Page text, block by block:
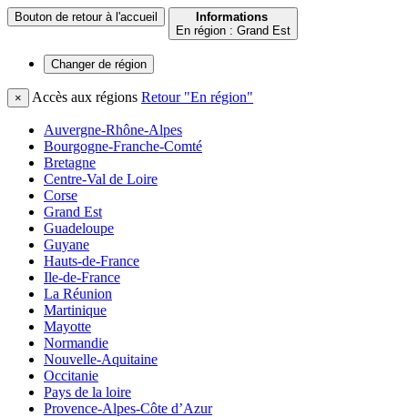
Bouton de retour à l'accueil
Informations
En région : Grand Est
Changer de région
× Accès aux régions Retour "En région"
Auvergne-Rhône-Alpes
Bourgogne-Franche-Comté
Bretagne
Centre-Val de Loire
Corse
Grand Est
Guadeloupe
Guyane
Hauts-de-France
Ile-de-France
La Réunion
Martinique
Mayotte
Normandie
Nouvelle-Aquitaine
Occitanie
Pays de la loire
Provence-Alpes-Côte d’Azur